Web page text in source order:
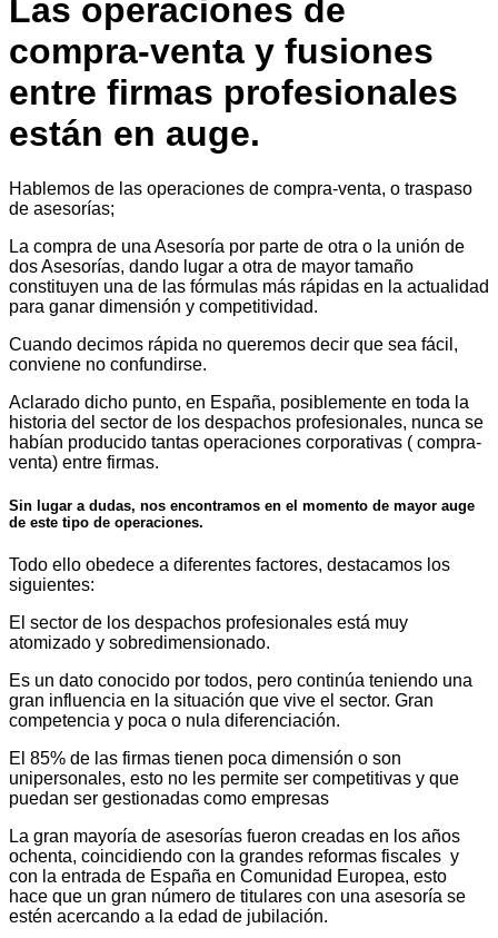
Las operaciones de
compra-venta y fusiones
entre firmas profesionales
están en auge.
Hablemos de las operaciones de compra-venta, o traspaso
de asesorías;
La compra de una Asesoría por parte de otra o la unión de
dos Asesorías, dando lugar a otra de mayor tamaño
constituyen una de las fórmulas más rápidas en la actualidad
para ganar dimensión y competitividad.
Cuando decimos rápida no queremos decir que sea fácil,
conviene no confundirse.
Aclarado dicho punto, en España, posiblemente en toda la
historia del sector de los despachos profesionales, nunca se
habían producido tantas operaciones corporativas ( compra-
venta) entre firmas.
Sin lugar a dudas, nos encontramos en el momento de mayor auge
de este tipo de operaciones.
Todo ello obedece a diferentes factores, destacamos los
siguientes:
El sector de los despachos profesionales está muy
atomizado y sobredimensionado.
Es un dato conocido por todos, pero continúa teniendo una
gran influencia en la situación que vive el sector. Gran
competencia y poca o nula diferenciación.
El 85% de las firmas tienen poca dimensión o son
unipersonales, esto no les permite ser competitivas y que
puedan ser gestionadas como empresas
La gran mayoría de asesorías fueron creadas en los años
ochenta, coincidiendo con la grandes reformas fiscales y
con la entrada de España en Comunidad Europea, esto
hace que un gran número de titulares con una asesoría se
estén acercando a la edad de jubilación.